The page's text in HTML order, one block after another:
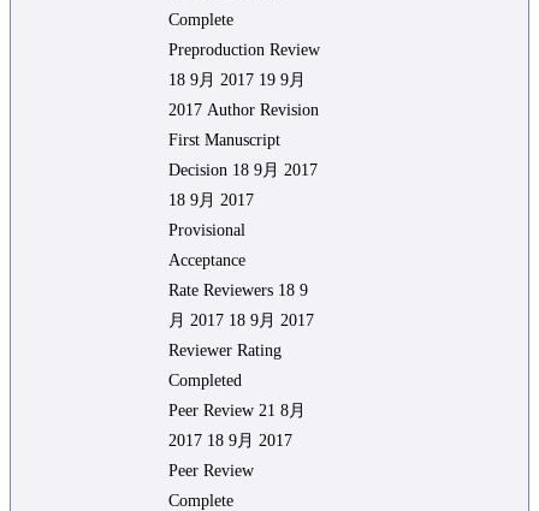
Complete
Preproduction Review
18 9月 2017 19 9月
2017 Author Revision
First Manuscript
Decision 18 9月 2017
18 9月 2017
Provisional
Acceptance
Rate Reviewers 18 9
月 2017 18 9月 2017
Reviewer Rating
Completed
Peer Review 21 8月
2017 18 9月 2017
Peer Review
Complete